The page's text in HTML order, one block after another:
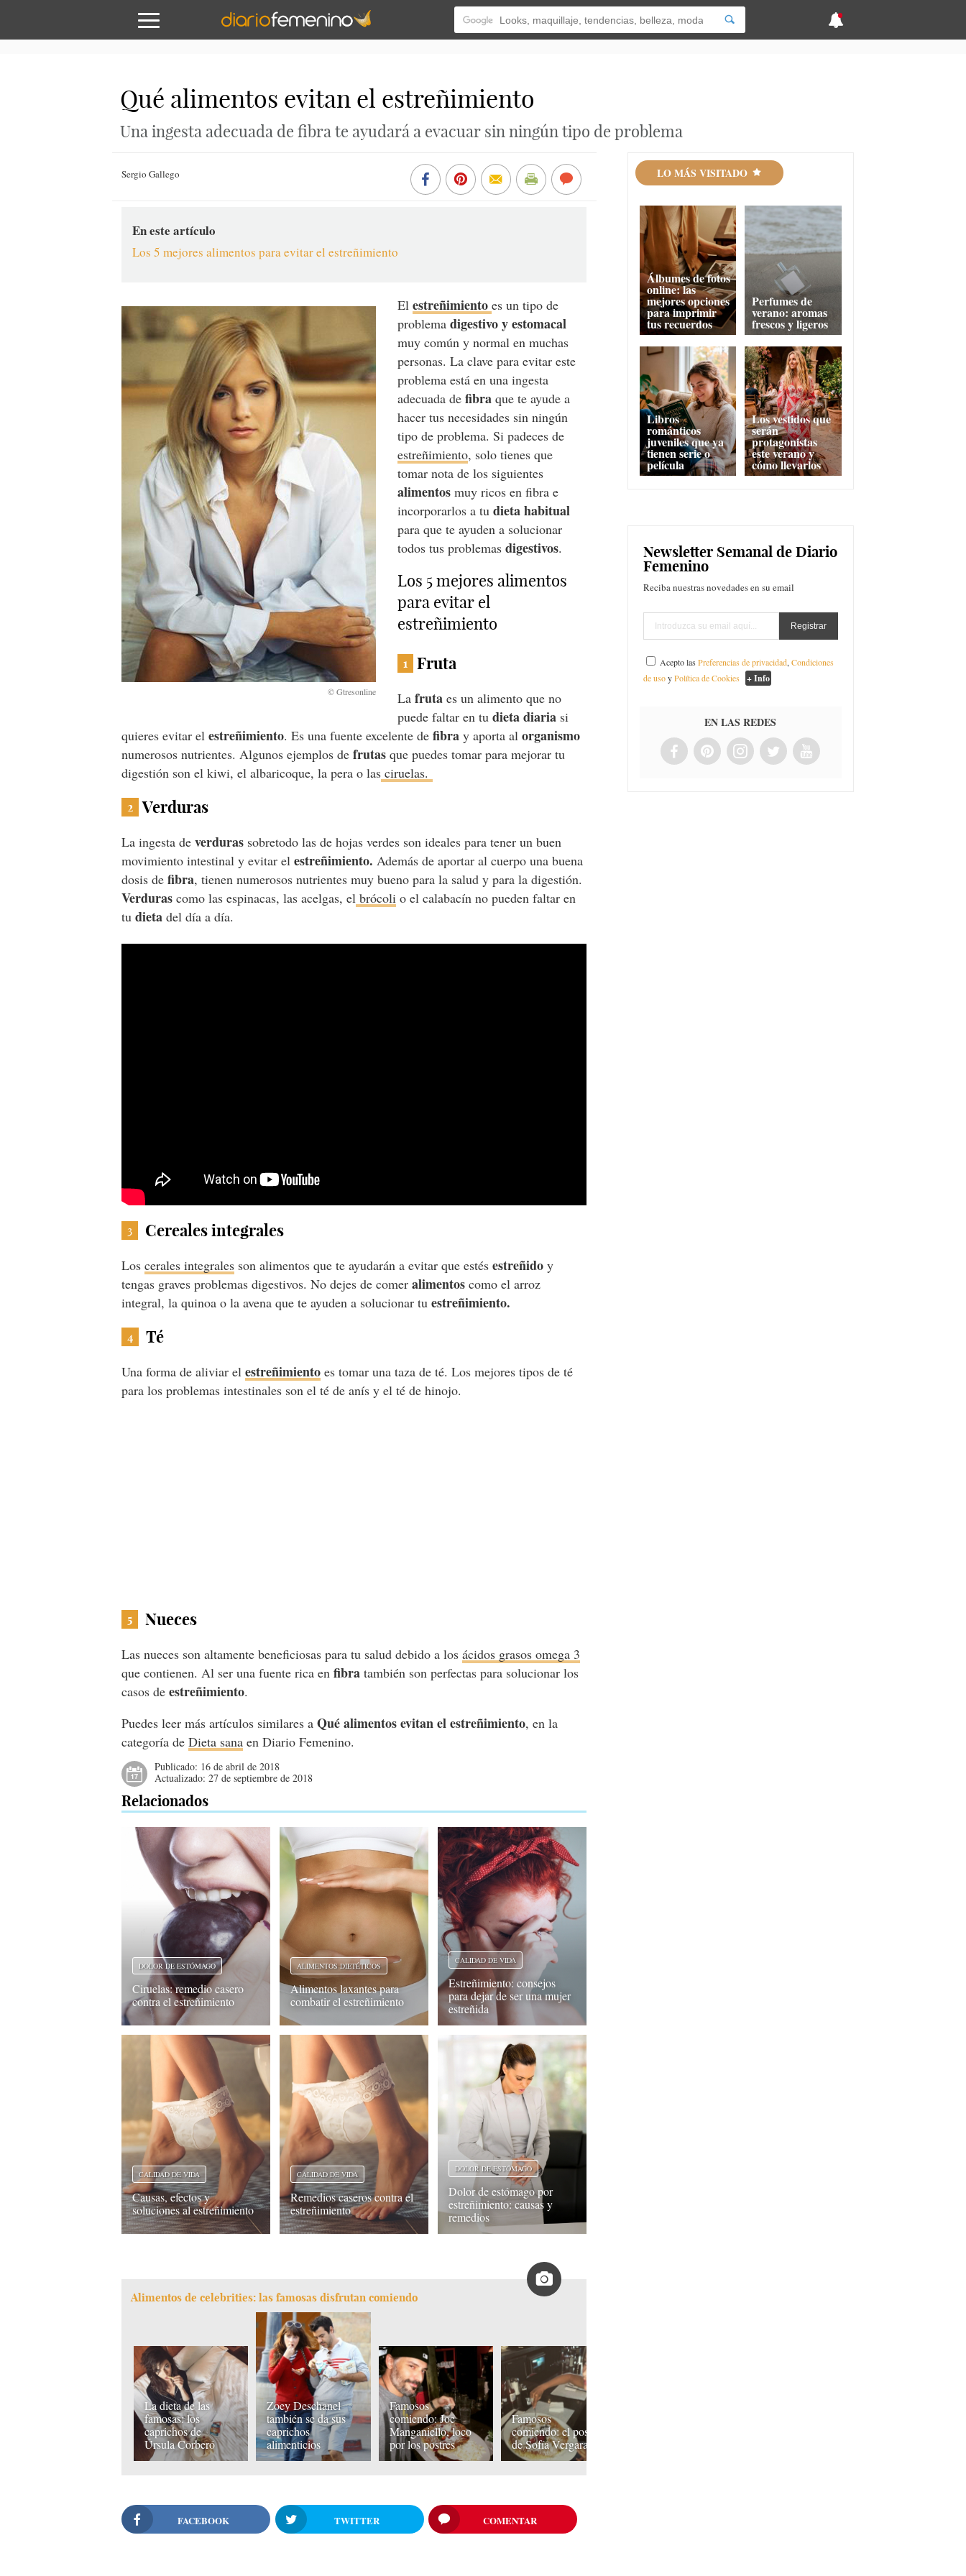
Qué alimentos evitan el estreñimiento
Una ingesta adecuada de fibra te ayudará a evacuar sin ningún tipo de problema
Sergio Gallego
En este artículo
Los 5 mejores alimentos para evitar el estreñimiento
Elestreñimiento es un tipo de
problemadigestivo y estomacal
muy común y normal en muchas
personas. La clave para evitar este
problema está en una ingesta
adecuada defibra que te ayude a
hacer tus necesidades sin ningún
tipo de problema. Si padeces de
estreñimiento, solo tienes que
tomar nota de los siguientes
alimentos muy ricos en fibra e
incorporarlos a tudieta habitual
para que te ayuden a solucionar
todos tus problemas digestivos.
Los 5 mejores alimentos
para evitar el
estreñimiento
1 Fruta
La fruta es un alimento que no
puede faltar en tudieta diaria si
quieres evitar elestreñimiento. Es una fuente excelente defibra y aporta al organismo
numerosos nutrientes. Algunos ejemplos de frutas que puedes tomar para mejorar tu
digestión son el kiwi, el albaricoque, la pera o las ciruelas.
2 Verduras
La ingesta deverduras sobretodo las de hojas verdes son ideales para tener un buen
movimiento intestinal y evitar elestreñimiento. Además de aportar al cuerpo una buena
dosis de fibra, tienen numerosos nutrientes muy bueno para la salud y para la digestión.
Verduras como las espinacas, las acelgas, el brócoli o el calabacín no pueden faltar en
tu dieta del día a día.
3 Cereales integrales
Loscerales integrales son alimentos que te ayudarán a evitar que estésestreñido y
tengas graves problemas digestivos. No dejes de comer alimentos como el arroz
integral, la quinoa o la avena que te ayuden a solucionar tu estreñimiento.
4 Té
Una forma de aliviar elestreñimiento es tomar una taza de té. Los mejores tipos de té
para los problemas intestinales son el té de anís y el té de hinojo.
5 Nueces
Las nueces son altamente beneficiosas para tu salud debido a losácidos grasos omega 3
que contienen. Al ser una fuente rica enfibra también son perfectas para solucionar los
casos deestreñimiento.
Puedes leer más artículos similares aQué alimentos evitan el estreñimiento, en la
categoría deDieta sana en Diario Femenino.
Publicado: 16 de abril de 2018
Actualizado:27 de septiembre de 2018
Relacionados
DOLOR DE ESTÓMAGO
Ciruelas: remedio casero
contra el estreñimiento
ALIMENTOS DIETÉTICOS
Alimentos laxantes para
combatir el estreñimiento
CALIDAD DE VIDA
Estreñimiento: consejos
para dejar de ser una mujer
estreñida
CALIDAD DE VIDA
Causas, efectos y
soluciones al estreñimiento
CALIDAD DE VIDA
Remedios caseros contra el
estreñimiento
DOLOR DE ESTÓMAGO
Dolor de estómago por
estreñimiento: causas y
remedios
Alimentos de celebrities: las famosas disfrutan comiendo
La dieta de las
famosas: los
caprichos de
Úrsula Corberó
Zoey Deschanel
también se da sus
caprichos
alimenticios
Famosos
comiendo: Joe
Manganiello, loco
por los postres
Famosos
comiendo: el postre
de Sofía Vergara
FACEBOOK TWITTER COMENTAR
LO MÁS VISITADO
Álbumes de fotos
online: las
mejores opciones
para imprimir
tus recuerdos
Perfumes de
verano: aromas
frescos y ligeros
Libros
románticos
juveniles que ya
tienen serie o
película
Los vestidos que
serán
protagonistas
este verano y
cómo llevarlos
Newsletter Semanal de Diario
Femenino
Reciba nuestras novedades en su email
Acepto lasPreferencias de privacidad,Condiciones
de usoyPolítica de Cookies + Info
EN LAS REDES